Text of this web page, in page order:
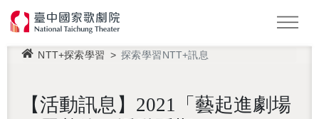
NTT+探索學習 探索學習NTT+訊息
【活動訊息】2021「藝起進劇場
怪美妖仙傳
Podcast